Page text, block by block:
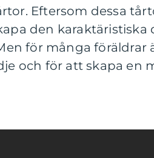
Eftersom dessa
den karaktäristiska
för många föräldrar
och för att skapa en